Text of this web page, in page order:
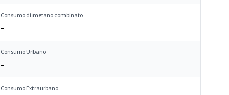
Consumo di metano combinato
–
Consumo Urbano
–
Consumo Extraurbano